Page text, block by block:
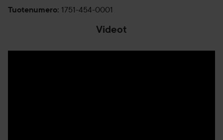
samalla, kun se kosteuttaa ihoa. Kevyt, häivytettävä
viimeistelyn, joka ei rullaudu ja kestää pitkään. Löydä omasi
Tuotenumero: 1751-454-0001
Videot